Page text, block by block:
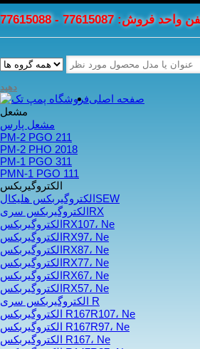
واحد فروش: 77615087 - 77615088
دهید
صفحه اصلی
مشعل
مشعل پارس
PM-2 PGO 211
PM-2 PHO 2018
PM-1 PGO 311
PMN-1 PGO 111
الکتروگیربکس
الکتروگیربکس هلیکالSEW
الکتروگیربکس سریRX
الکتروگیربکسRX107، Ne
الکتروگیربکسRX97، Ne
الکتروگیربکسRX87، Ne
الکتروگیربکسRX77، Ne
الکتروگیربکسRX67، Ne
الکتروگیربکسRX57، Ne
الکتروگیربکس سری R
الکتروگیربکس R167R107، Ne
الکتروگیربکس R167R97، Ne
الکتروگیربکس R167، Ne